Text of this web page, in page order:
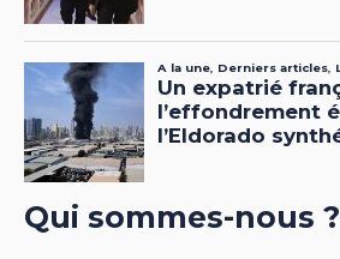
Qui sommes-nous ?